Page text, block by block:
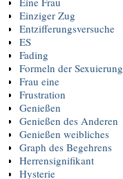
Einziger Zug
Entzifferungsversuche
ES
Fading
Formeln der Sexuierung
Frau eine
Frustration
Genießen
Genießen des Anderen
Genießen weibliches
Graph des Begehrens
Herrensignifikant
Hysterie